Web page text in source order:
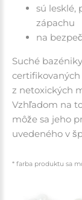
sú lesklé,
zápachu
na
Suché
z netoxických
Vzhľadom na
môže sa jeho
uvedeného v
* farba produktu sa